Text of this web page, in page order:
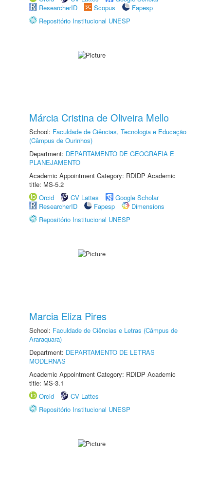
ResearcherID
Scopus
Fapesp
Repositório Institucional UNESP
Márcia Cristina de Oliveira Mello
School: Faculdade de Ciências, Tecnologia e Educação
(Câmpus de Ourinhos)
Department: DEPARTAMENTO DE GEOGRAFIA E
PLANEJAMENTO
Academic Appointment Category: RDIDP Academic
title: MS-5.2
Orcid
CV Lattes
Google Scholar
ResearcherID
Fapesp
Dimensions
Repositório Institucional UNESP
Marcia Eliza Pires
School: Faculdade de Ciências e Letras (Câmpus de
Araraquara)
Department: DEPARTAMENTO DE LETRAS
MODERNAS
Academic Appointment Category: RDIDP Academic
title: MS-3.1
Orcid
CV Lattes
Repositório Institucional UNESP